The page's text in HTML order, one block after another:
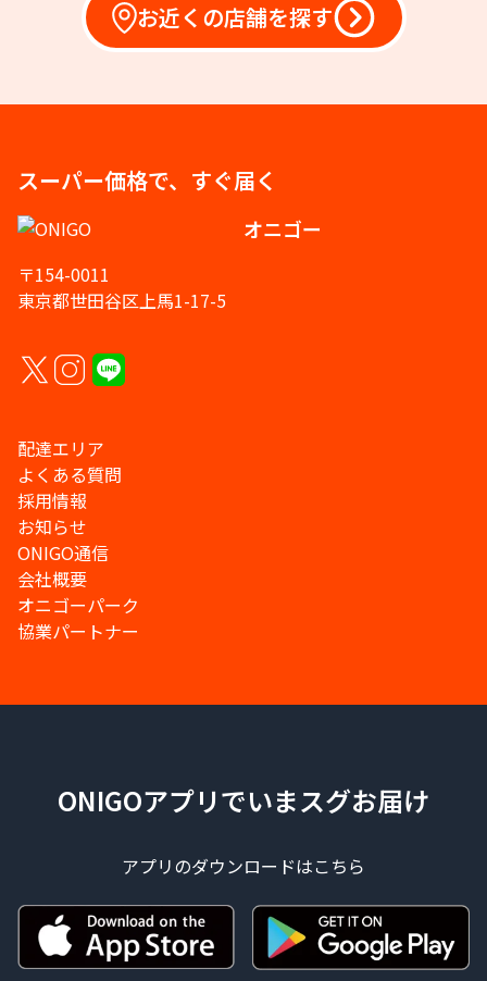
お近くの店舗を探す
スーパー価格で、すぐ届く
オニゴー
〒154-0011
東京都世田谷区上馬1-17-5
配達エリア
よくある質問
採用情報
お知らせ
ONIGO通信
会社概要
オニゴーパーク
協業パートナー
ONIGOアプリでいまスグお届け
アプリのダウンロードはこちら